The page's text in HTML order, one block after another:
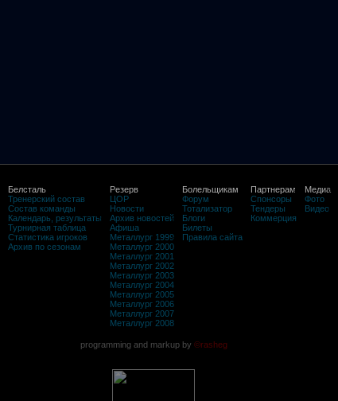
Белсталь
Тренерский состав
Состав команды
Календарь, результаты
Турнирная таблица
Статистика игроков
Архив по сезонам
Резерв
ЦОР
Новости
Архив новостей
Афиша
Металлург 1999
Металлург 2000
Металлург 2001
Металлург 2002
Металлург 2003
Металлург 2004
Металлург 2005
Металлург 2006
Металлург 2007
Металлург 2008
Болельщикам
Форум
Тотализатор
Блоги
Билеты
Правила сайта
Партнерам
Спонсоры
Тендеры
Коммерция
Медиа
Фото
Видео
programming and markup by ©rasheg